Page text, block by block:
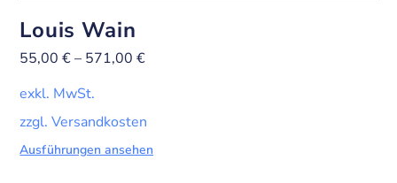
Louis Wain
55,00€– 571,00€
exkl. MwSt.
zzgl. Versandkosten
Ausführungen ansehen